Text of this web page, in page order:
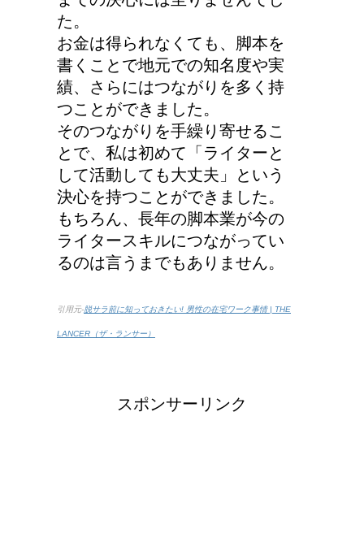
た。
お金は得られなくても、脚本を
書くことで地元での知名度や実
績、さらにはつながりを多く持
つことができました。
そのつながりを手繰り寄せるこ
とで、私は初めて「ライターと
して活動しても大丈夫」という
決心を持つことができました。
もちろん、長年の脚本業が今の
ライタースキルにつながってい
るのは言うまでもありません。
引用元-脱サラ前に知っておきたい! 男性の在宅ワーク事情 | THE
LANCER（ザ・ランサー）
スポンサーリンク